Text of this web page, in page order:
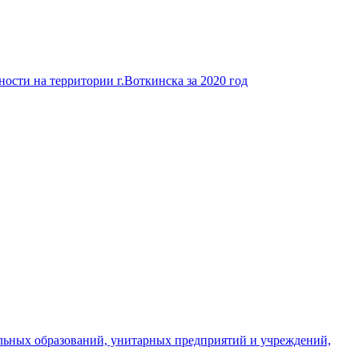
на территории г.Воткинска за 2020 год
образований, унитарных предприятий и учреждений,